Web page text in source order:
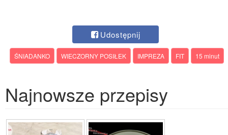
Udostępnij
ŚNIADANKO WIECZORNY POSIŁEK IMPREZA FIT 15 minut
Najnowsze przepisy